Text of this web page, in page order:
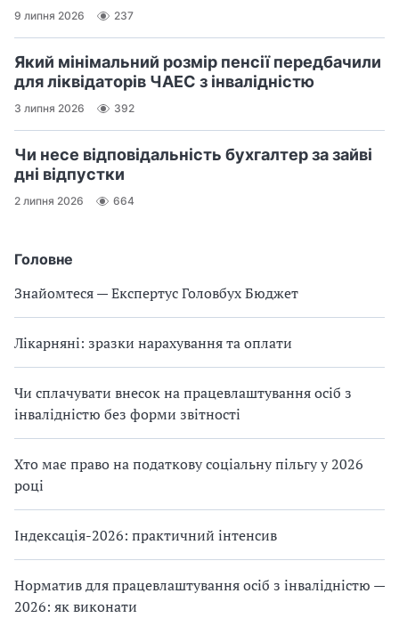
Головне
Знайомтеся — Експертус Головбух Бюджет
Лікарняні: зразки нарахування та оплати
Чи сплачувати внесок на працевлаштування осіб з
інвалідністю без форми звітності
Хто має право на податкову соціальну пільгу у 2026
році
Індексація-2026: практичний інтенсив
Норматив для працевлаштування осіб з інвалідністю —
2026: як виконати
9 липня 2026 237
Який мінімальний розмір пенсії передбачили
для ліквідаторів ЧАЕС з інвалідністю
3 липня 2026 392
Чи несе відповідальність бухгалтер за зайві
дні відпустки
2 липня 2026 664